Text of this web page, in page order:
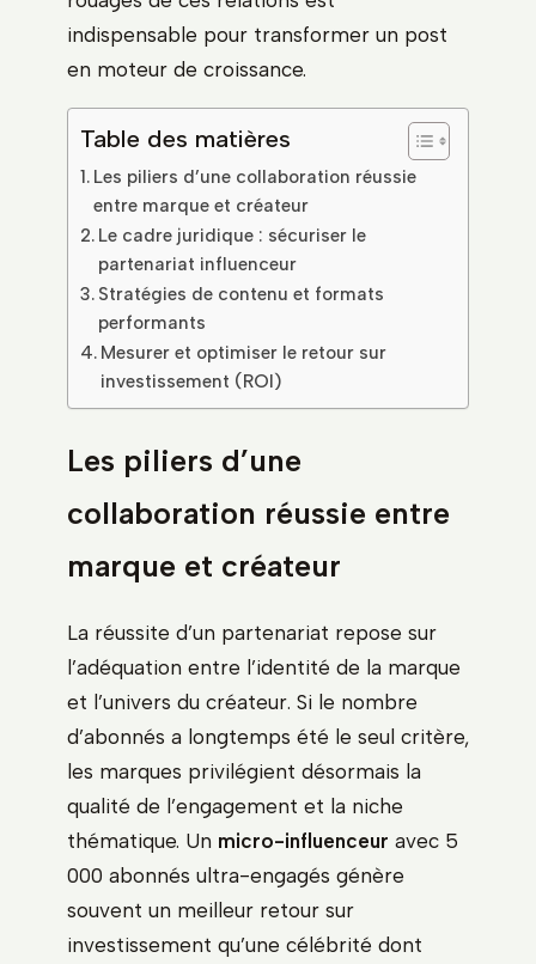
indispensable pour transformer un post
en moteur de croissance.
Table des matières
Les piliers d’une collaboration réussie
entre marque et créateur
Le cadre juridique : sécuriser le
partenariat influenceur
Stratégies de contenu et formats
performants
Mesurer et optimiser le retour sur
investissement (ROI)
Les piliers d’une
collaboration réussie entre
marque et créateur
La réussite d’un partenariat repose sur
l’adéquation entre l’identité de la marque
et l’univers du créateur. Si le nombre
d’abonnés a longtemps été le seul critère,
les marques privilégient désormais la
qualité de l’engagement et la niche
thématique. Un micro-influenceur avec 5
000 abonnés ultra-engagés génère
souvent un meilleur retour sur
investissement qu’une célébrité dont